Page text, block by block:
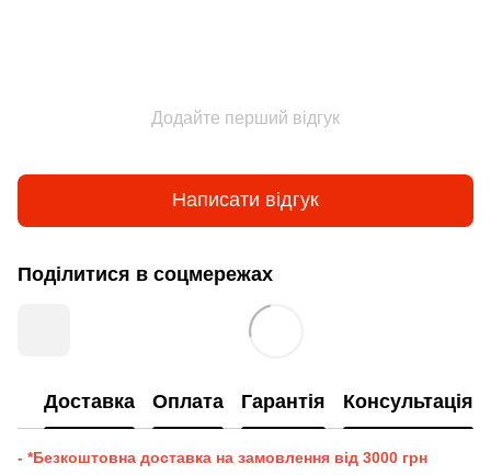
Додайте перший відгук
Написати відгук
Поділитися в соцмережах
Доставка Оплата Гарантія Консультація
- *Безкоштовна доставка на замовлення від 3000 грн